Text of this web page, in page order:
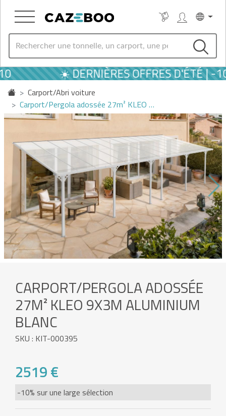
☀️ DERNIÈRES OFFRES D'ÉTÉ | -
Carport/Abri voiture
Carport/Pergola adossée 27m² KLEO …
CARPORT/PERGOLA ADOSSÉE
27M² KLEO 9X3M ALUMINIUM
BLANC
SKU : KIT-000395
2519 €
-10% sur une large sélection